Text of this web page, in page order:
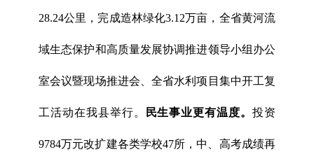
28.24公里，完成造林绿化3.12万亩，全省黄河流
域生态保护和高质量发展协调推进领导小组办公
室会议暨现场推进会、全省水利项目集中开工复
工活动在我县举行。 民生事业更有温度。投资
9784万元改扩建各类学校47所，中、高考成绩再